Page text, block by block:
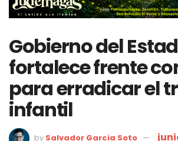
Gobierno del
fortalece frente
para erradicar el
infantil
by Salvador Garcia Soto